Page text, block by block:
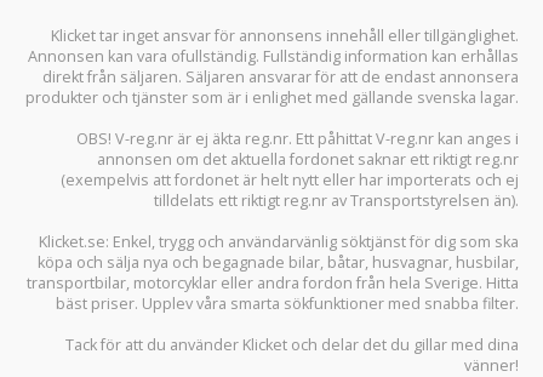
Klicket tar inget ansvar för annonsens innehåll eller tillgänglighet.
Annonsen kan vara ofullständig. Fullständig information kan erhållas
direkt från säljaren. Säljaren ansvarar för att de endast annonsera
produkter och tjänster som är i enlighet med gällande svenska lagar.
OBS! V-reg.nr är ej äkta reg.nr. Ett påhittat V-reg.nr kan anges i
annonsen om det aktuella fordonet saknar ett riktigt reg.nr
(exempelvis att fordonet är helt nytt eller har importerats och ej
tilldelats ett riktigt reg.nr av Transportstyrelsen än).
Klicket.se: Enkel, trygg och användarvänlig söktjänst för dig som ska
köpa och sälja nya och begagnade bilar, båtar, husvagnar, husbilar,
transportbilar, motorcyklar eller andra fordon från hela Sverige. Hitta
bäst priser. Upplev våra smarta sökfunktioner med snabba filter.
Tack för att du använder Klicket och delar det du gillar med dina
vänner!